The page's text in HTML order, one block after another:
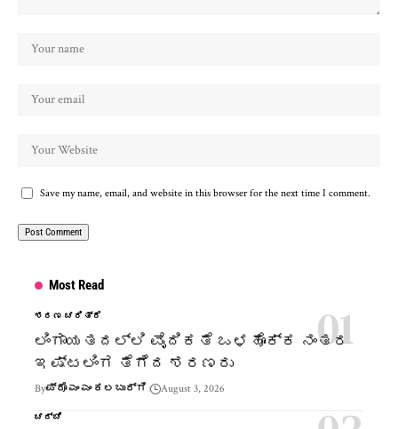
Save my name, email, and website in this browser for the next time I comment.
Most Read
ಶರಣ ಚರಿತ್ರೆ
ಲಿಂಗಾಯತದಲ್ಲಿ ವೈದಿಕತೆ ಒಳಹೊಕ್ಕ ನಂತರ
ಇಷ್ಟಲಿಂಗ ತೆಗೆದ ಶರಣರು
Byಪ್ರೊ ಎಂ ಎಂ ಕಲಬುರ್ಗಿ August 3, 2026
ಚರ್ಚೆ